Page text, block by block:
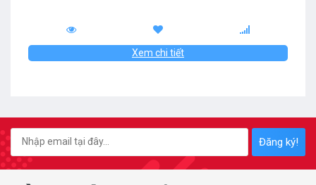
Xem chi tiết
Đăng ký!